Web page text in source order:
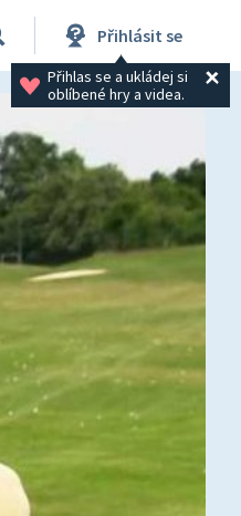
Přihlásit se
Přihlas se a ukládej si
oblíbené hry a videa.